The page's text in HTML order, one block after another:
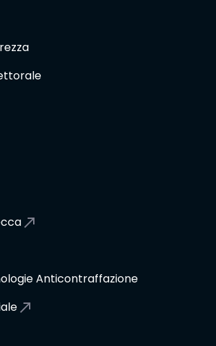
Anticontraffazione